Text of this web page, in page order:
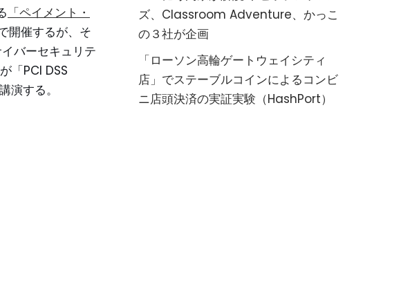
「ペイメント・
開催するが、そ
バーセキュリテ
「PCI DSS
する。
ズ、Classroom Adventure、かっこ
の３社が企画
「ローソン高輪ゲートウェイシティ
店」でステーブルコインによるコンビ
ニ店頭決済の実証実験（HashPort）